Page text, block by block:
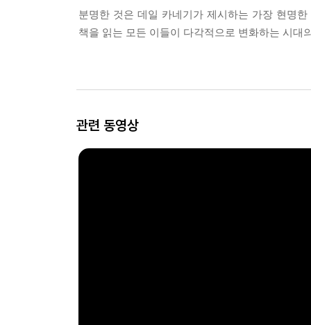
분명한 것은 데일 카네기가 제시하는 가장 현명
책을 읽는 모든 이들이 다각적으로 변화하는 시
관련 동영상